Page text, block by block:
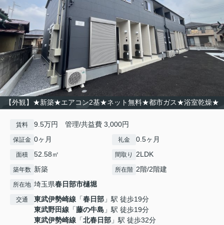
【外観】★新築★エアコン2基★ネット無料★都市ガス★浴室乾燥★
賃料 9.5万円 管理/共益費 3,000円
保証金 0ヶ月 礼金 0.5ヶ月
面積 52.58㎡ 間取り 2LDK
築年数 新築 所在階 2階/2階建
所在地 埼玉県春日部市樋堀
交通 東武伊勢崎線 「春日部 」駅 徒歩19分
東武野田線 「藤の牛島 」駅 徒歩19分
東武伊勢崎線 「北春日部 」駅 徒歩32分